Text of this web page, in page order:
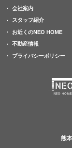
会社案内
スタッフ紹介
お近くのNEO HOME
不動産情報
プライバシーポリシー
熊